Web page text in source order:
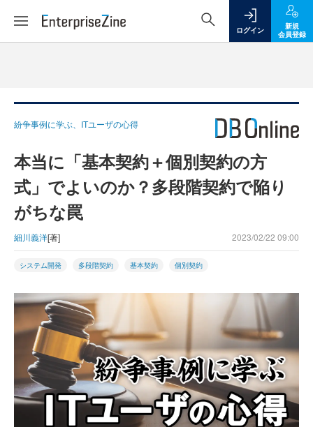
ログイン
新規
会員登録
紛争事例に学ぶ、ITユーザの心得
本当に「基本契約＋個別契約の方
式」でよいのか？多段階契約で陥り
がちな罠
細川義洋[著] 2023/02/22 09:00
システム開発 多段階契約 基本契約 個別契約